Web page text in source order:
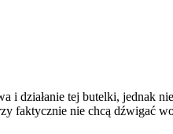
i działanie tej butelki, jednak
faktycznie nie chcą dźwigać